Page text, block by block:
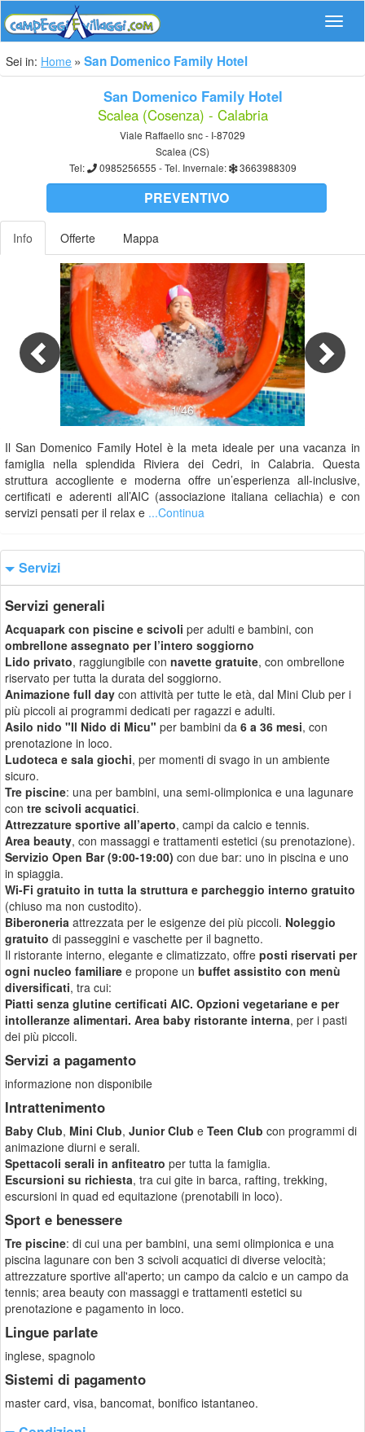
Sei in: Home San Domenico Family Hotel
San Domenico Family Hotel
Scalea (Cosenza) - Calabria
Viale Raffaello snc - I-87029
Scalea (CS)
Tel:
0985256555 - Tel. Invernale: 3663988309
PREVENTIVO
Info Offerte Mappa
1/46
Previous
Il San Domenico Family Hotel è la meta ideale per una vacanza in
famiglia nella splendida Riviera dei Cedri, in Calabria. Questa
struttura accogliente e moderna offre un’esperienza all-inclusive,
certificati e aderenti all’AIC (associazione italiana celiachia) e con
servizi pensati per il relax e ...Continua
Servizi
Servizi generali
Acquapark con piscine e scivoli per adulti e bambini, con
ombrellone assegnato per l’intero soggiorno
Lido privato, raggiungibile con navette gratuite, con ombrellone
riservato per tutta la durata del soggiorno.
Animazione full day con attività per tutte le età, dal Mini Club per i
più piccoli ai programmi dedicati per ragazzi e adulti.
Asilo nido "Il Nido di Micu" per bambini da 6 a 36 mesi, con
prenotazione in loco.
Ludoteca e sala giochi, per momenti di svago in un ambiente
sicuro.
Tre piscine: una per bambini, una semi-olimpionica e una lagunare
con tre scivoli acquatici.
Attrezzature sportive all’aperto, campi da calcio e tennis.
Area beauty, con massaggi e trattamenti estetici (su prenotazione).
Servizio Open Bar (9:00-19:00) con due bar: uno in piscina e uno
in spiaggia.
Wi-Fi gratuito in tutta la struttura e parcheggio interno gratuito
(chiuso ma non custodito).
Biberoneria attrezzata per le esigenze dei più piccoli. Noleggio
gratuito di passeggini e vaschette per il bagnetto.
Il ristorante interno, elegante e climatizzato, offre posti riservati per
ogni nucleo familiare e propone un buffet assistito con menù
diversificati, tra cui:
Piatti senza glutine certificati AIC. Opzioni vegetariane e per
intolleranze alimentari. Area baby ristorante interna, per i pasti
dei più piccoli.
Servizi a pagamento
informazione non disponibile
Intrattenimento
Baby Club, Mini Club, Junior Club e Teen Club con programmi di
animazione diurni e serali.
Spettacoli serali in anfiteatro per tutta la famiglia.
Escursioni su richiesta, tra cui gite in barca, rafting, trekking,
escursioni in quad ed equitazione (prenotabili in loco).
Sport e benessere
Tre piscine: di cui una per bambini, una semi olimpionica e una
piscina lagunare con ben 3 scivoli acquatici di diverse velocità;
attrezzature sportive all'aperto; un campo da calcio e un campo da
tennis; area beauty con massaggi e trattamenti estetici su
prenotazione e pagamento in loco.
Lingue parlate
inglese, spagnolo
Sistemi di pagamento
master card, visa, bancomat, bonifico istantaneo.